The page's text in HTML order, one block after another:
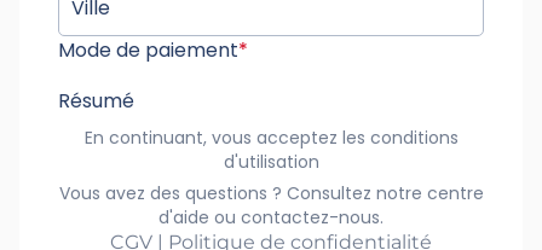
Mode de paiement*
Résumé
En continuant, vous acceptez les conditions
d'utilisation
Vous avez des questions ? Consultez notre centre
d'aide ou contactez-nous.
CGV | Politique de confidentialité